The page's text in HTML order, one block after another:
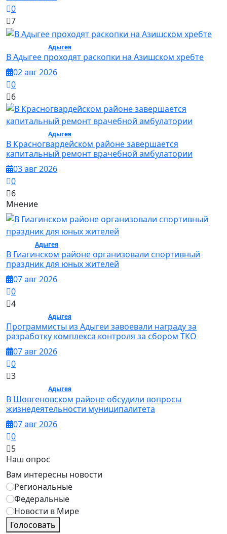
0
7
Адыгея/ Общество
В Адыгее проходят раскопки на Азишском хребте
02 авг 2026
0
6
Адыгея/ Общество
В Красногвардейском районе завершается
капитальный ремонт врачебной амбулатории
03 авг 2026
0
6
Мнение
Адыгея/ Спорт
В Гиагинском районе организовали спортивный
праздник для юных жителей
07 авг 2026
0
4
Адыгея/ Общество
Программисты из Адыгеи завоевали награду за
разработку комплекса контроля за сбором ТКО
07 авг 2026
0
3
Адыгея/ Общество
В Шовгеновском районе обсудили вопросы
жизнедеятельности муниципалитета
07 авг 2026
0
5
Наш опрос
Вам интересны новости
Региональные
Федеральные
Новости в Мире
Голосовать